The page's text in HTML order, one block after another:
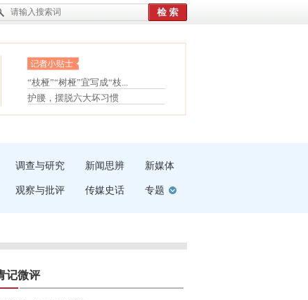
眼白变红或是结膜下出血
“枝桠”“树桠”宜写成“枝...
夏天缓解疲劳有三招
护腰，摆脱六大坏习惯
受伤了冰敷还是热敷
调查与研究 新闻思辨 新媒体
观察与批评 传媒史话 专题
记微评